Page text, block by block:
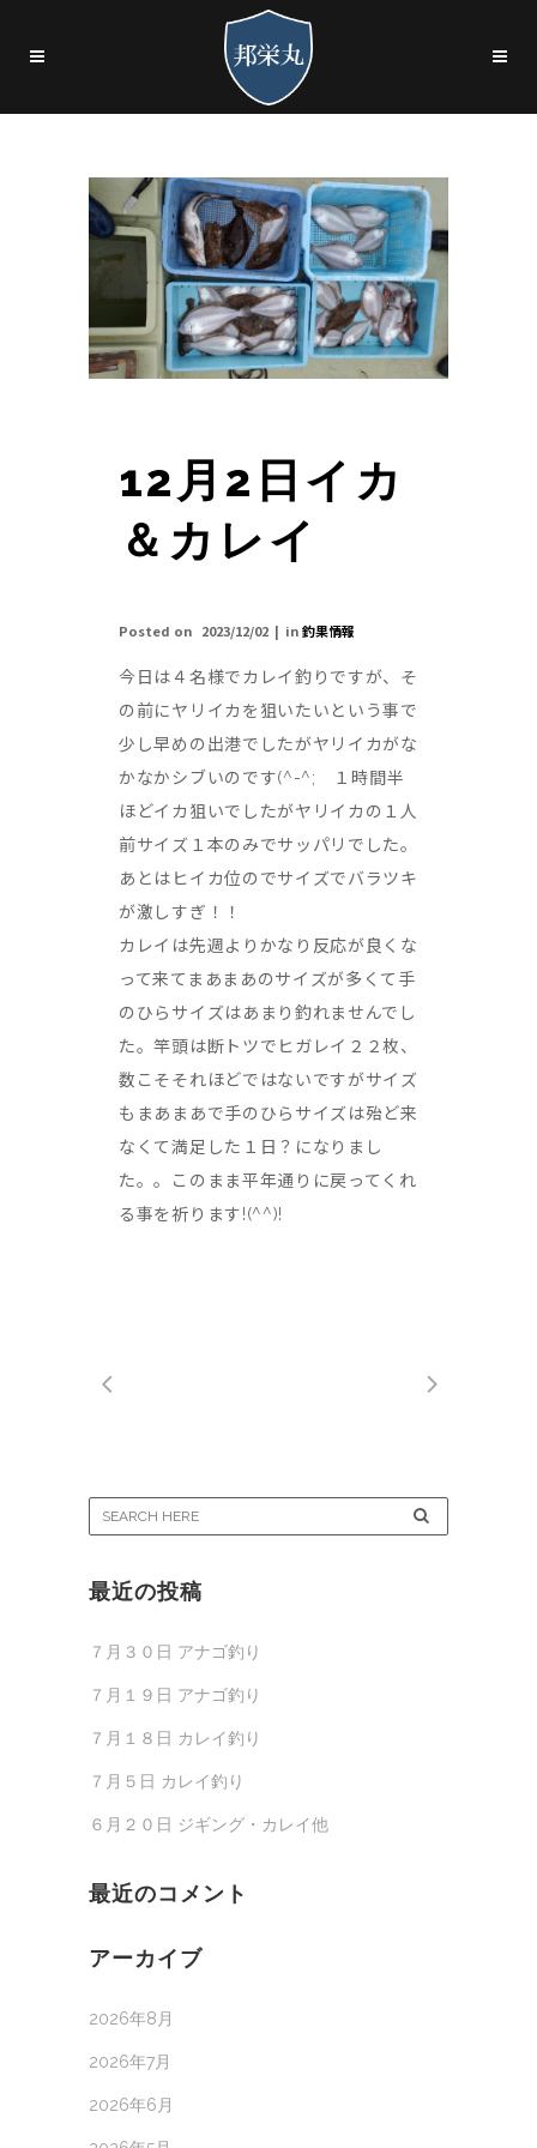
12月2日イカ
＆カレイ
Posted on 2023/12/02 in釣果情報
今日は４名様でカレイ釣りですが、そ
の前にヤリイカを狙いたいという事で
少し早めの出港でしたがヤリイカがな
かなかシブいのです(^-^; １時間半
ほどイカ狙いでしたがヤリイカの１人
前サイズ１本のみでサッパリでした。
あとはヒイカ位のでサイズでバラツキ
が激しすぎ！！
カレイは先週よりかなり反応が良くな
って来てまあまあのサイズが多くて手
のひらサイズはあまり釣れませんでし
た。竿頭は断トツでヒガレイ２２枚、
数こそそれほどではないですがサイズ
もまあまあで手のひらサイズは殆ど来
なくて満足した１日？になりまし
た。。このまま平年通りに戻ってくれ
る事を祈ります!(^^)!
最近の投稿
７月３０日 アナゴ釣り
７月１９日 アナゴ釣り
７月１８日 カレイ釣り
７月５日 カレイ釣り
６月２０日 ジギング・カレイ他
最近のコメント
アーカイブ
2026年8月
2026年7月
2026年6月